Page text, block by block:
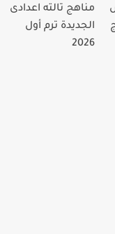
مناهج تالته اعدادى
الجديدة ترم أول
2026